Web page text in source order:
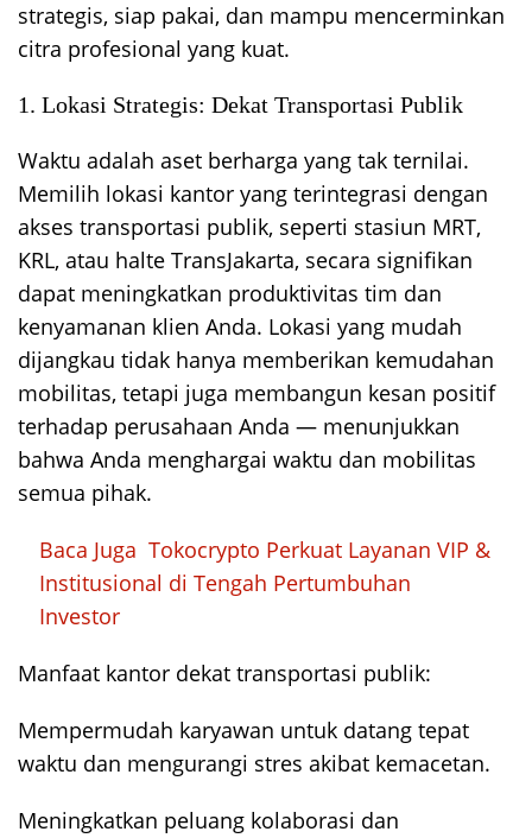
strategis, siap pakai, dan mampu mencerminkan
citra profesional yang kuat.
1. Lokasi Strategis: Dekat Transportasi Publik
Waktu adalah aset berharga yang tak ternilai.
Memilih lokasi kantor yang terintegrasi dengan
akses transportasi publik, seperti stasiun MRT,
KRL, atau halte TransJakarta, secara signifikan
dapat meningkatkan produktivitas tim dan
kenyamanan klien Anda. Lokasi yang mudah
dijangkau tidak hanya memberikan kemudahan
mobilitas, tetapi juga membangun kesan positif
terhadap perusahaan Anda — menunjukkan
bahwa Anda menghargai waktu dan mobilitas
semua pihak.
Baca Juga Tokocrypto Perkuat Layanan VIP &
Institusional di Tengah Pertumbuhan
Investor
Manfaat kantor dekat transportasi publik:
Mempermudah karyawan untuk datang tepat
waktu dan mengurangi stres akibat kemacetan.
Meningkatkan peluang kolaborasi dan